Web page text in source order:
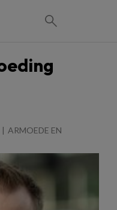
ARMOEDE EN